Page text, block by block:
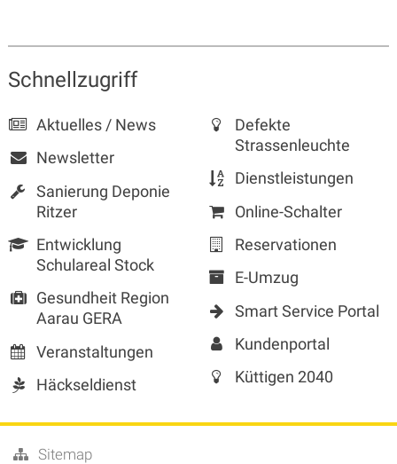
Sidebar
Schnellzugriff
Aktuelles / News
Newsletter
Sanierung Deponie
Ritzer
Entwicklung
Schulareal Stock
Gesundheit Region
Aarau GERA
Veranstaltungen
Häckseldienst
Defekte
Strassenleuchte
Dienstleistungen
Online-Schalter
Reservationen
E-Umzug
Smart Service Portal
Kundenportal
Küttigen 2040
Sitemap